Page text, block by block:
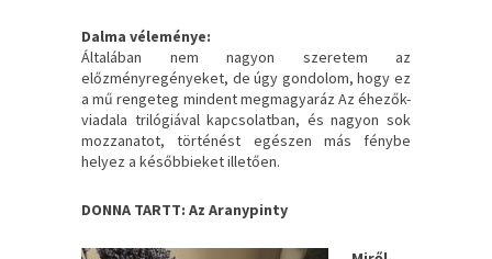
Dalma véleménye:
Általában nem nagyon szeretem az
előzményregényeket, de úgy gondolom, hogy ez
a mű rengeteg mindent megmagyaráz Az éhezők-
viadala trilógiával kapcsolatban, és nagyon sok
mozzanatot, történést egészen más fénybe
helyez a későbbieket illetően.
DONNA TARTT: Az Aranypinty